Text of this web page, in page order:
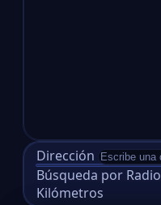
Dirección
Búsqueda por Radio
Kilómetros